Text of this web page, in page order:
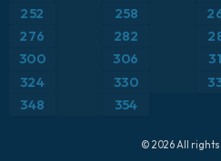
Francia
Grecia
Islandia
Ráfagas de Viento Máximas
Ráfagas de viento
Temperatura a 2 m
Temperatura a 500 hPa
252
258
276 282
300 306
324
330
348
354
© 2026 All rights